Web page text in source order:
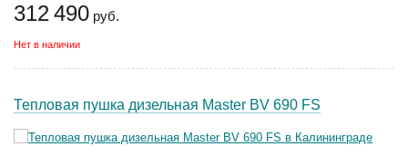
312 490 руб.
Нет в наличии
Тепловая пушка дизельная Master BV 690 FS